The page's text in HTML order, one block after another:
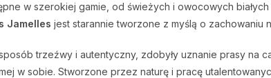
w szerokiej gamie, od świeżych i owocowych
Jamelles jest starannie tworzone z myślą o zachowaniu
trzeźwy i autentyczny, zdobyły uznanie prasy na
w sobie. Stworzone przez naturę i pracę